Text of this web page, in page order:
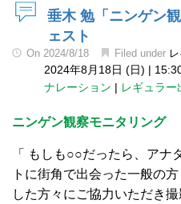
垂木 勉「ニンゲン
ェスト
On 2024/8/18 Filed under
2024年8月18日 (日) |
ナレーション | レギュラー
ニンゲン観察モニタリング
「 もしも○○だったら、アナ
トに街角で出会った一般の
した方々にご協力いただき